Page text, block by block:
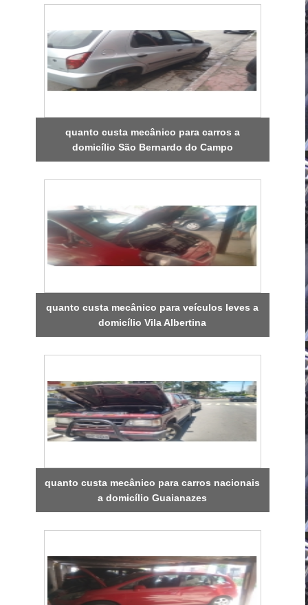
quanto custa mecânico para carros a
domicílio São Bernardo do Campo
quanto custa mecânico para veículos leves a
domicílio Vila Albertina
quanto custa mecânico para carros nacionais
a domicílio Guaianazes